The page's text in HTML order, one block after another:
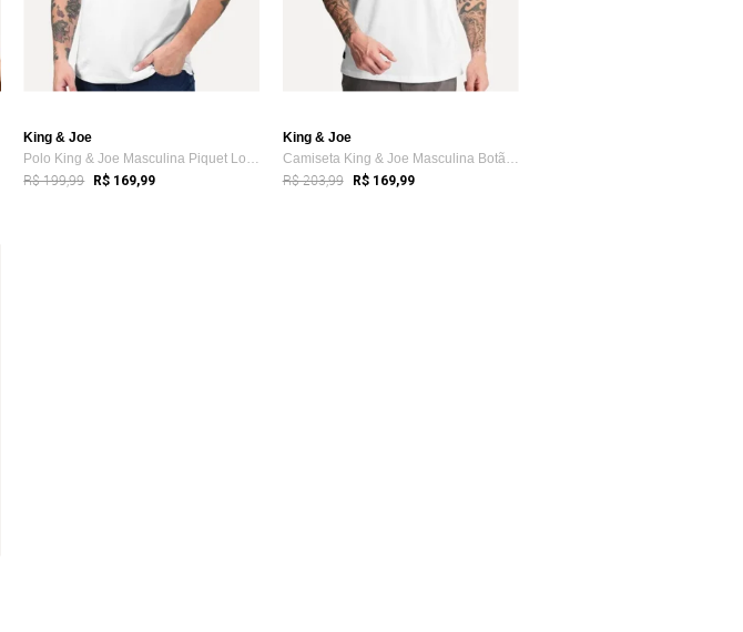
King & Joe
Polo King & Joe Masculina Piquet Logotipo Branca
R$ 199,99 R$ 169,99
King & Joe
Camiseta King & Joe Masculina Botão Pima...
R$ 203,99 R$ 169,99